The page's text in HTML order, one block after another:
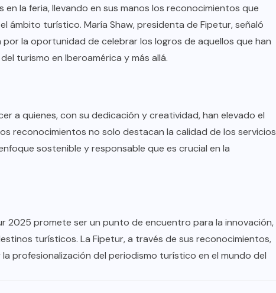
la feria, llevando en sus manos los reconocimientos que
ámbito turístico. María Shaw, presidenta de Fipetur, señaló
la oportunidad de celebrar los logros de aquellos que han
turismo en Iberoamérica y más allá.
a quienes, con su dedicación y creatividad, han elevado el
reconocimientos no solo destacan la calidad de los servicios
sostenible y responsable que es crucial en la
2025 promete ser un punto de encuentro para la innovación,
turísticos. La Fipetur, a través de sus reconocimientos,
profesionalización del periodismo turístico en el mundo del